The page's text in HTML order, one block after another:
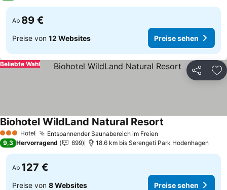
Ab 89 €
Preise von 12 Websites Preise sehen
Teilen
Beliebte Wahl
3 SterneHotel Entspannender Saunabereich im Freien
Biohotel WildLand Natural Resort
9,3 Hervorragend 699 18.6 km bis Serengeti Park Hodenhagen
Ab 127 €
Preise von 8 Websites Preise sehen